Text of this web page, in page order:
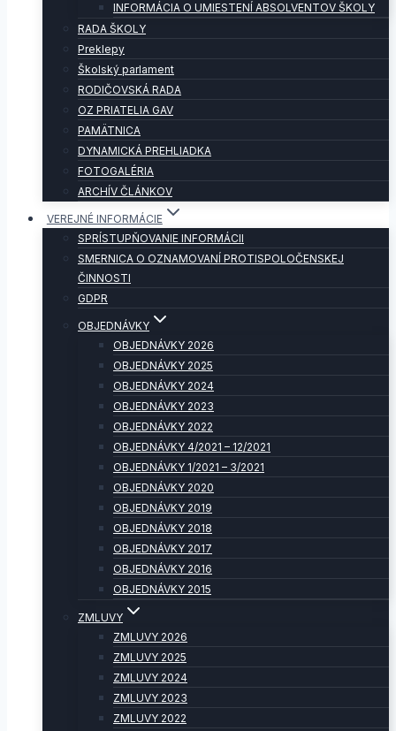
INFORMÁCIA O UMIESTENÍ ABSOLVENTOV ŠKOLY
RADA ŠKOLY
Preklepy
Školský parlament
RODIČOVSKÁ RADA
OZ PRIATELIA GAV
PAMÄTNICA
DYNAMICKÁ PREHLIADKA
FOTOGALÉRIA
ARCHÍV ČLÁNKOV
VEREJNÉ INFORMÁCIE
SPRÍSTUPŇOVANIE INFORMÁCII
SMERNICA O OZNAMOVANÍ PROTISPOLOČENSKEJ
ČINNOSTI
GDPR
OBJEDNÁVKY
OBJEDNÁVKY 2026
OBJEDNÁVKY 2025
OBJEDNÁVKY 2024
OBJEDNÁVKY 2023
OBJEDNÁVKY 2022
OBJEDNÁVKY 4/2021 – 12/2021
OBJEDNÁVKY 1/2021 – 3/2021
OBJEDNÁVKY 2020
OBJEDNÁVKY 2019
OBJEDNÁVKY 2018
OBJEDNÁVKY 2017
OBJEDNÁVKY 2016
OBJEDNÁVKY 2015
ZMLUVY
ZMLUVY 2026
ZMLUVY 2025
ZMLUVY 2024
ZMLUVY 2023
ZMLUVY 2022